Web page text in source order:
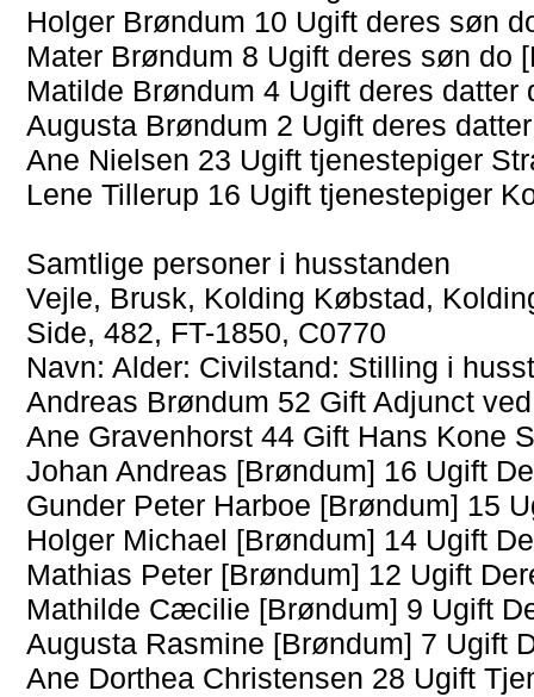
Holger Brøndum 10 Ugift deres søn
Mater Brøndum 8 Ugift deres søn do
Matilde Brøndum 4 Ugift deres datter
Augusta Brøndum 2 Ugift deres
Ane Nielsen 23 Ugift tjenestepiger
Lene Tillerup 16 Ugift tjenestepiger
Samtlige personer i husstanden
Vejle, Brusk, Kolding Købstad,
Side, 482, FT-1850, C0770
Navn: Alder: Civilstand: Stilling i
Andreas Brøndum 52 Gift Adjunct
Ane Gravenhorst 44 Gift Hans Kone
Johan Andreas [Brøndum] 16 Ugift
Gunder Peter Harboe [Brøndum] 15
Holger Michael [Brøndum] 14 Ugift
Mathias Peter [Brøndum] 12 Ugift
Mathilde Cæcilie [Brøndum] 9 Ugift
Augusta Rasmine [Brøndum] 7 Ugift
Ane Dorthea Christensen 28 Ugift